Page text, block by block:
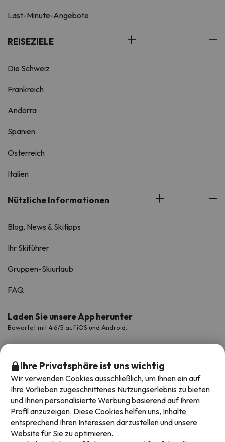
Last-Minute-Angebote
REISEZIELE
Die Schweiz
Frankreich
Andorra
Spanien
Österreich
Italien
Nützliche Informationen
Blog, News & Skitipps
Ihr Skiführer
Gruppen-Skiurlaub
FAQ
Laden Sie unsere App herunter
Bewertet mit 4.6/5 auf iOS und Android.
Verfügbare Zahlungsarten
Ihre Privatsphäre ist uns wichtig
Wir verwenden Cookies ausschließlich, um Ihnen ein auf
Ihre Vorlieben zugeschnittenes Nutzungserlebnis zu bieten
und Ihnen personalisierte Werbung basierend auf Ihrem
Profil anzuzeigen. Diese Cookies helfen uns, Inhalte
entsprechend Ihren Interessen darzustellen und unsere
Website für Sie zu optimieren.